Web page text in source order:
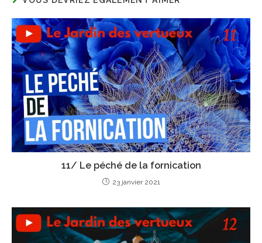
11/ Le péché de la fornication
23 janvier 2021